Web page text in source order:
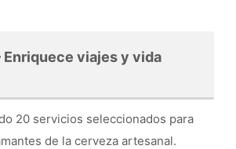
Enriquece viajes y vida
20 servicios seleccionados para
de la cerveza artesanal.